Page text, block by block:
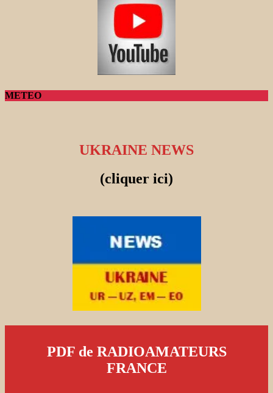
METEO
UKRAINE NEWS
(cliquer ici)
PDF de RADIOAMATEURS
FRANCE